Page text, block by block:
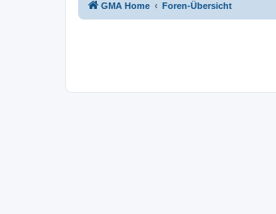
GMA Home Foren-Übersicht